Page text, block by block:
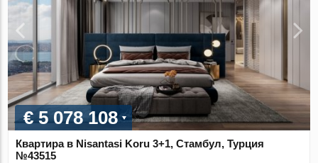
€ 5 078 108
Квартира в Nisantasi Koru 3+1, Стамбул, Турция
№43515